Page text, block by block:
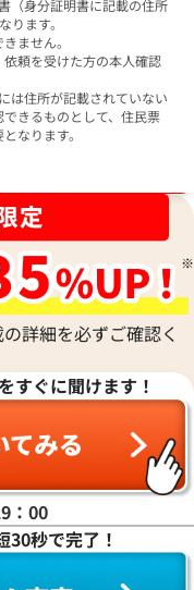
（身分証明書に記載の住所
ります。
ません。
頼を受けた方の本人確認
は住所が記載されていない
きるものとして、住民票
なります。
詳細を必ずご確認く
すぐに聞けます！
：00
秒で完了！